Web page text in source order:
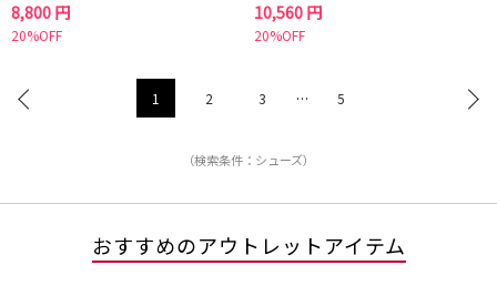
8,800 円
20%OFF
10,560 円
20%OFF
1 2 3 … 5
（検索条件：シューズ）
おすすめのアウトレットアイテム